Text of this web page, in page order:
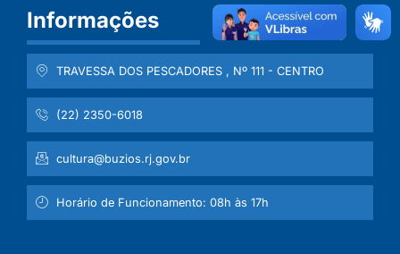
Informações
TRAVESSA DOS PESCADORES , Nº 111 - CENTRO
(22) 2350-6018
cultura@buzios.rj.gov.br
Horário de Funcionamento: 08h às 17h